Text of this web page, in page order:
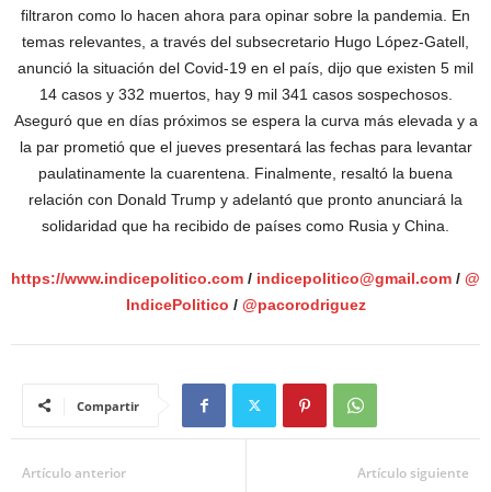
filtraron como lo hacen ahora para opinar sobre la pandemia. En
temas relevantes, a través del subsecretario Hugo López-Gatell,
anunció la situación del Covid-19 en el país, dijo que existen 5 mil
14 casos y 332 muertos, hay 9 mil 341 casos sospechosos.
Aseguró que en días próximos se espera la curva más elevada y a
la par prometió que el jueves presentará las fechas para levantar
paulatinamente la cuarentena. Finalmente, resaltó la buena
relación con Donald Trump y adelantó que pronto anunciará la
solidaridad que ha recibido de países como Rusia y China.
https://www.indicepolitico.com / indicepolitico@gmail.com / @
IndicePolitico / @pacorodriguez
Compartir
Artículo anterior Artículo siguiente